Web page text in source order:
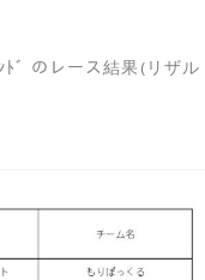
ﾞ のレース結果(リザル